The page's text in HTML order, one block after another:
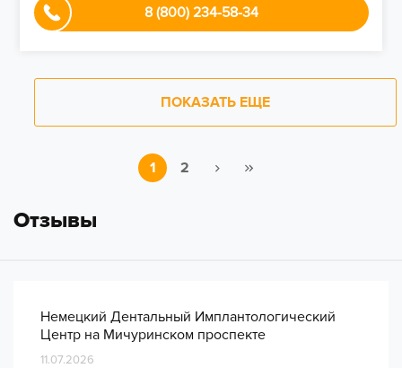
8 (800) 234-58-34
ПОКАЗАТЬ ЕЩЕ
1 2
Отзывы
Немецкий Дентальный Имплантологический
Центр на Мичуринском проспекте
11.07.2026